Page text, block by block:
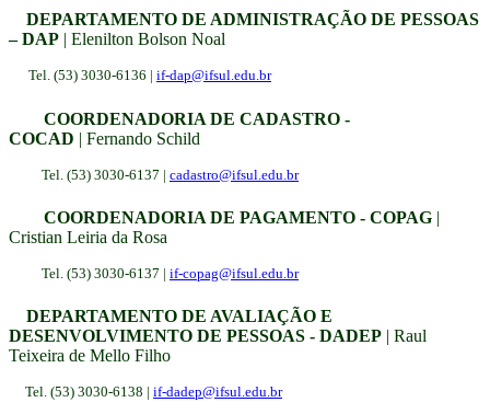
DEPARTAMENTO DE ADMINISTRAÇÃO DE PESSOAS
– DAP | Elenilton Bolson Noal
Tel. (53) 3030-6136 | if-dap@ifsul.edu.br
COORDENADORIA DE CADASTRO -
COCAD | Fernando Schild
Tel. (53) 3030-6137 | cadastro@ifsul.edu.br
COORDENADORIA DE PAGAMENTO - COPAG |
Cristian Leiria da Rosa
Tel. (53) 3030-6137 | if-copag@ifsul.edu.br
DEPARTAMENTO DE AVALIAÇÃO E
DESENVOLVIMENTO DE PESSOAS - DADEP | Raul
Teixeira de Mello Filho
Tel. (53) 3030-6138 | if-dadep@ifsul.edu.br